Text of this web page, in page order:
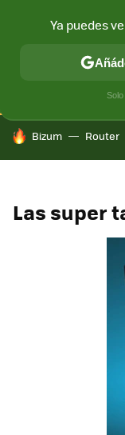
CONECTIVIDAD
HOY SE HABLA DE
Bizum Router
Las super
Ya puedes